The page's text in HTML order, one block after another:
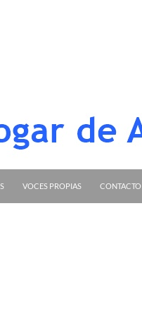
VOCES PROPIAS CONTACTO